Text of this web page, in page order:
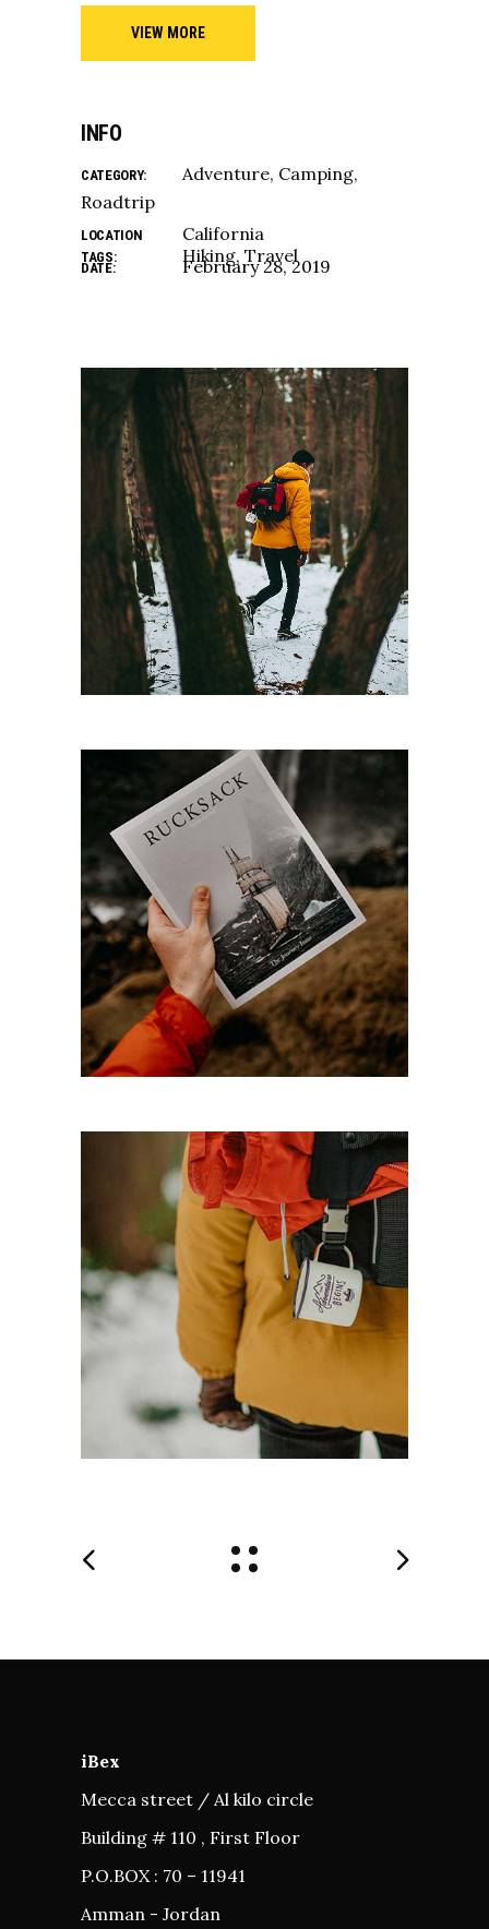
VIEW MORE
INFO
CATEGORY: Adventure Camping
Roadtrip
LOCATION California
DATE: February 28, 2019
TAGS: Hiking Travel
iBex
Mecca street / Al kilo circle
Building # 110 , First Floor
P.O.BOX : 70 – 11941
Amman - Jordan